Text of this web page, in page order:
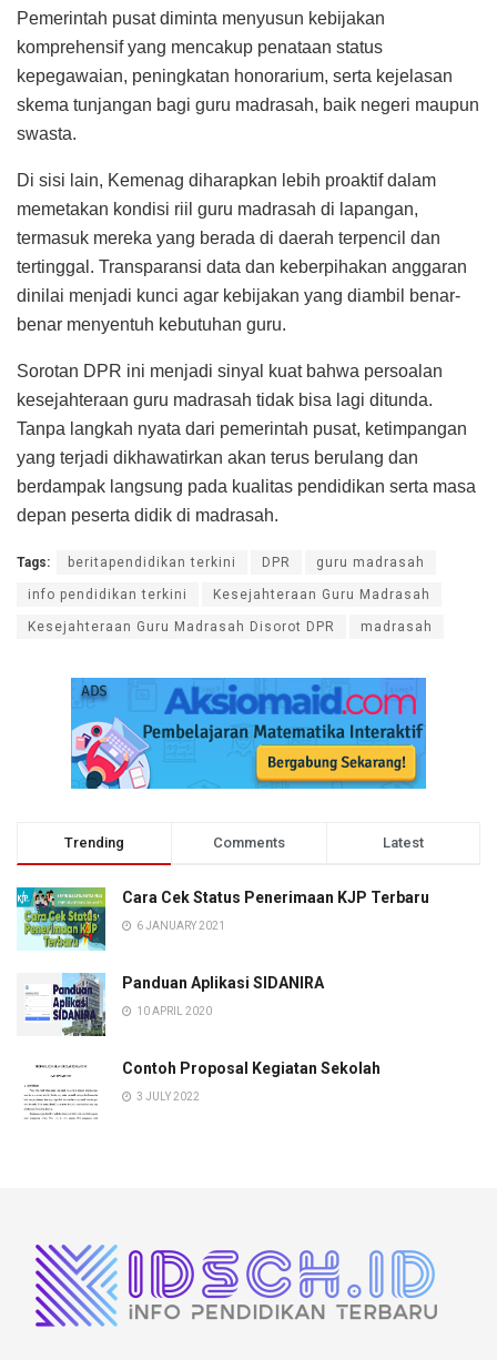
Pemerintah pusat diminta menyusun kebijakan
komprehensif yang mencakup penataan status
kepegawaian, peningkatan honorarium, serta kejelasan
skema tunjangan bagi guru madrasah, baik negeri maupun
swasta.
Di sisi lain, Kemenag diharapkan lebih proaktif dalam
memetakan kondisi riil guru madrasah di lapangan,
termasuk mereka yang berada di daerah terpencil dan
tertinggal. Transparansi data dan keberpihakan anggaran
dinilai menjadi kunci agar kebijakan yang diambil benar-
benar menyentuh kebutuhan guru.
Sorotan DPR ini menjadi sinyal kuat bahwa persoalan
kesejahteraan guru madrasah tidak bisa lagi ditunda.
Tanpa langkah nyata dari pemerintah pusat, ketimpangan
yang terjadi dikhawatirkan akan terus berulang dan
berdampak langsung pada kualitas pendidikan serta masa
depan peserta didik di madrasah.
Tags: beritapendidikan terkini DPR guru madrasah
info pendidikan terkini Kesejahteraan Guru Madrasah
Kesejahteraan Guru Madrasah Disorot DPR madrasah
Trending Comments Latest
Cara Cek Status Penerimaan KJP Terbaru
6 JANUARY 2021
Panduan Aplikasi SIDANIRA
10 APRIL 2020
Contoh Proposal Kegiatan Sekolah
3 JULY 2022